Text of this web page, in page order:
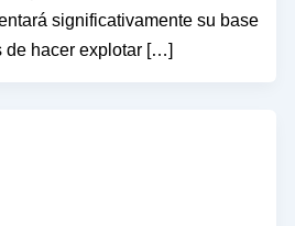
significativamente su base
de hacer explotar […]